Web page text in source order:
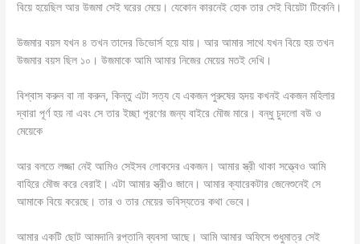
বিয়ে হয়েছিল আর উজমা সেই ঘরের মেয়ে। যেকোন কারনেই হোক তার সেই বিয়েটা টিকেনি।
উজমার বয়স যখন ৪ তখন তাদের ডিভোর্স হয়ে যায়। আর আমার সাথে যখন বিয়ে হয় তখন
উজমার বয়স ছিল ১০। উজমাকে আমি আমার নিজের মেয়ের মতই দেখি।
বিশ্বাস করুন বা না করুন, কিন্তু এটা সত্য যে একজন পুরুষের হৃদয় কখনই একজন মহিলার
দ্বারা পূর্ণ হয় না এবং সে তার ইচ্ছা পূরণের জন্য বাইরে মৌজ মারে। বন্ধু চুদলো বউ ও
মেয়েকে
আর বলতে লজ্জা নেই আমিও সেইসব লোকদের একজন। আমার স্ত্রী থাকা সত্ত্বেও আমি
বাহিরে মৌজ করে বেরাই। এটা আমার স্ত্রীও জানে। আমার ক্যারেকটার জেনেশুনেই সে
আমাকে বিয়ে করেছে। তার ও তার মেয়ের ভবিস্যতের কথা ভেবে।
আমার একটি ছোট আমদানি রপ্তানি ব্যবসা আছে। আমি আমার অফিসে শুধুমাত্র সেই